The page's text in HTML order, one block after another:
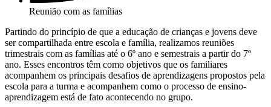
Reunião com as famílias
Partindo do princípio de que a educação de crianças e jovens deve
ser compartilhada entre escola e família, realizamos reuniões
trimestrais com as famílias até o 6º ano e semestrais a partir do 7º
ano. Esses encontros têm como objetivos que os familiares
acompanhem os principais desafios de aprendizagens propostos pela
escola para a turma e acompanhem como o processo de ensino-
aprendizagem está de fato acontecendo no grupo.